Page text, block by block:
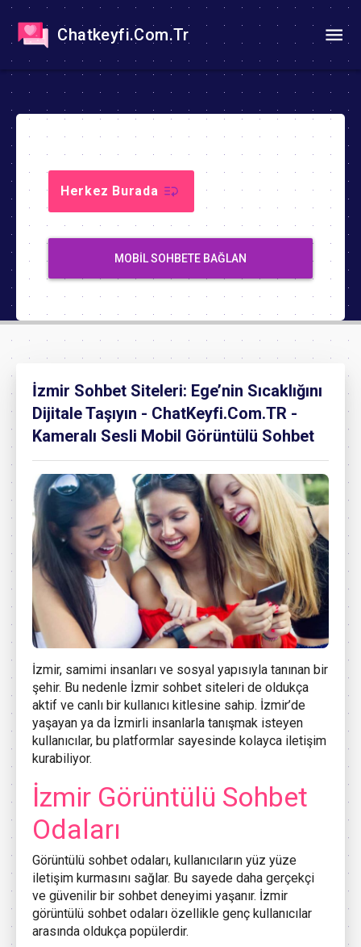
Chatkeyfi.Com.Tr
Herkez Burada
MOBIL SOHBETE BAĞLAN
İzmir Sohbet Siteleri: Ege’nin Sıcaklığını
Dijitale Taşıyın - ChatKeyfi.Com.TR -
Kameralı Sesli Mobil Görüntülü Sohbet
İzmir, samimi insanları ve sosyal yapısıyla tanınan bir
şehir. Bu nedenle İzmir sohbet siteleri de oldukça
aktif ve canlı bir kullanıcı kitlesine sahip. İzmir’de
yaşayan ya da İzmirli insanlarla tanışmak isteyen
kullanıcılar, bu platformlar sayesinde kolayca iletişim
kurabiliyor.
İzmir Görüntülü Sohbet
Odaları
Görüntülü sohbet odaları, kullanıcıların yüz yüze
iletişim kurmasını sağlar. Bu sayede daha gerçekçi
ve güvenilir bir sohbet deneyimi yaşanır. İzmir
görüntülü sohbet odaları özellikle genç kullanıcılar
arasında oldukça popülerdir.